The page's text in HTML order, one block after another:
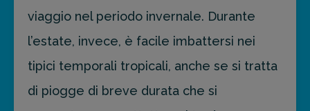
viaggio nel periodo invernale. Durante
l’estate, invece, è facile imbattersi nei
tipici temporali tropicali, anche se si tratta
di piogge di breve durata che si